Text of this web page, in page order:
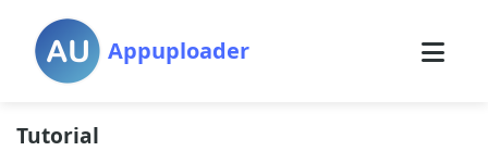
Appuploader
Tutorial